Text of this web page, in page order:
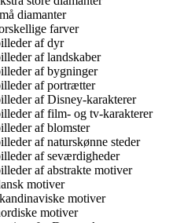
diamanter
farver
af dyr
af landskaber
af bygninger
af portrætter
af Disney-karakterer
af film- og tv-karakterer
af blomster
af naturskønne steder
af seværdigheder
af abstrakte motiver
motiver
motiver
motiver